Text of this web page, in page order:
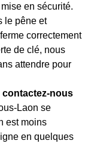
en sécurité.
le pêne et
correctement
de clé, nous
attendre pour
contactez-nous
Laon se
est moins
en quelques